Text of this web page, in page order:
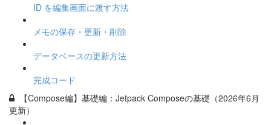
ID を編集画面に渡す方法
メモの保存・更新・削除
データベースの更新方法
完成コード
【Compose編】基礎編：Jetpack Composeの基礎（2026年6月
更新）